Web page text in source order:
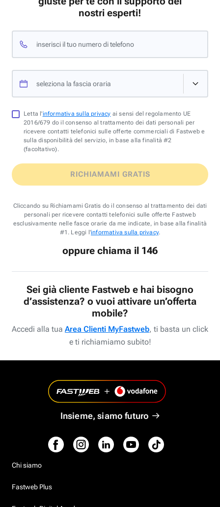
nostri esperti!
inserisci il tuo numero di telefono
seleziona la fascia oraria
Letta l'informativa sulla privacy ai sensi del regolamento UE
2016/679 do il consenso al trattamento dei dati personali per
ricevere contatti telefonici sulle offerte commerciali di Fastweb e
sulla disponibilità del servizio, in base alla finalità #2
(facoltativo).
RICHIAMAMI GRATIS
Cliccando su Richiamami Gratis do il consenso al trattamento dei dati
personali per ricevere contatti telefonici sulle offerte Fastweb
esclusivamente nelle fasce orarie da me indicate, in base alla finalità
#1. Leggi l'informativa sulla privacy.
oppure chiama il 146
Sei già cliente Fastweb e hai bisogno
d’assistenza? o vuoi attivare un’offerta
mobile?
Accedi alla tua Area Clienti MyFastweb, ti basta un click
e ti richiamiamo subito!
Insieme, siamo futuro
Chi siamo
Fastweb Plus